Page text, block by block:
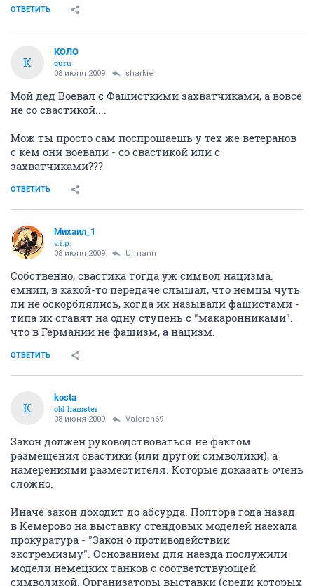
ОТВЕТИТЬ
К
КОЛО
guru
08 июня 2009 sharkie
Мой дед Воевал с Фашисткими захватчиками, а вовсе
не со свастикой....
Мож ты просто сам поспрошаешь у тех же ветеранов
с кем они воевали - со свастикой или с
захватчиками???
ОТВЕТИТЬ
Михаил_1
v.i.p.
08 июня 2009 Urmann
Собственно, свастика тогда уж символ нацизма.
емнип, в какой-то передаче слышал, что немцы чуть
ли не оскорблялись, когда их называли фашистами -
типа их ставят на одну ступень с "макаронниками".
что в Германии не фашизм, а нацизм.
ОТВЕТИТЬ
K
kosta
old hamster
08 июня 2009 Valeron69
Закон должен руководствоваться не фактом
размещения свастики (или другой символики), а
намерениями разместителя. Которые доказать очень
сложно.
Иначе закон доходит до абсурда. Полтора года назад
в Кемерово на выставку стендовых моделей наехала
прокуратура - "Закон о противодействии
экстремизму". Основанием для наезда послужили
модели немецких танков с соответствующей
символикой. Организаторы выставки (среди которых